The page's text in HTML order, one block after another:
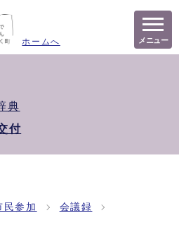
ホームへ メニュー
典
付
民参加 会議録